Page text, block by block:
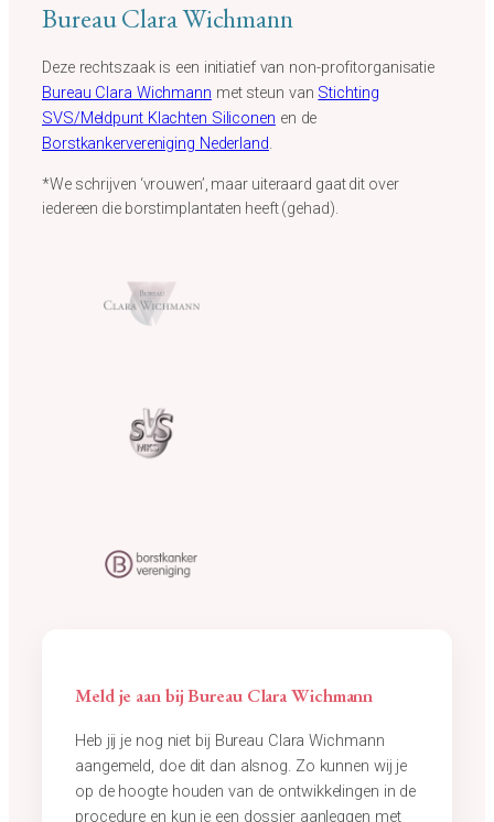
Bureau Clara Wichmann
Deze rechtszaak is een initiatief van non-profitorganisatie
Bureau Clara Wichmann met steun van Stichting
SVS/Meldpunt Klachten Siliconen en de
Borstkankervereniging Nederland.
*We schrijven ‘vrouwen’, maar uiteraard gaat dit over
iedereen die borstimplantaten heeft (gehad).
Meld je aan bij Bureau Clara Wichmann
Heb jij je nog niet bij Bureau Clara Wichmann
aangemeld, doe dit dan alsnog. Zo kunnen wij je
op de hoogte houden van de ontwikkelingen in de
procedure en kun je een dossier aanleggen met